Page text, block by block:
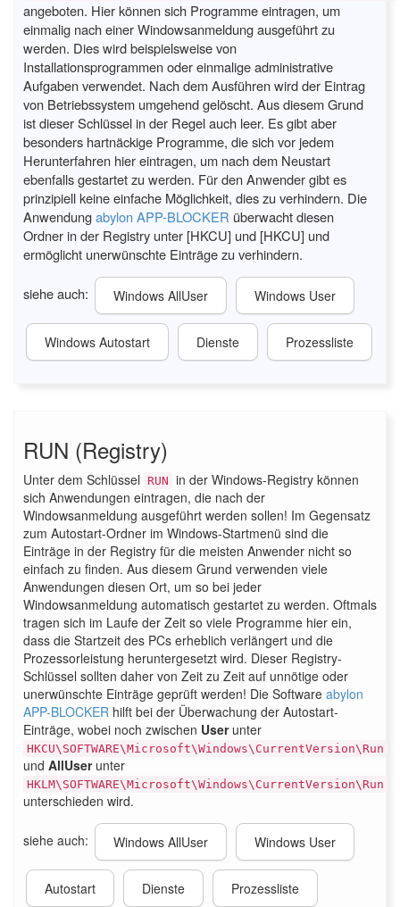
angeboten. Hier können sich Programme eintragen, um
einmalig nach einer Windowsanmeldung ausgeführt zu
werden. Dies wird beispielsweise von
Installationsprogrammen oder einmalige administrative
Aufgaben verwendet. Nach dem Ausführen wird der Eintrag
von Betriebssystem umgehend gelöscht. Aus diesem Grund
ist dieser Schlüssel in der Regel auch leer. Es gibt aber
besonders hartnäckige Programme, die sich vor jedem
Herunterfahren hier eintragen, um nach dem Neustart
ebenfalls gestartet zu werden. Für den Anwender gibt es
prinzipiell keine einfache Möglichkeit, dies zu verhindern. Die
Anwendungabylon APP-BLOCKER überwacht diesen
Ordner in der Registry unter [HKCU] und [HKCU] und
ermöglicht unerwünschte Einträge zu verhindern.
siehe auch: Windows AllUser Windows User
Windows Autostart Dienste Prozessliste
RUN (Registry)
Unter dem Schlüssel RUN in der Windows-Registry können
sich Anwendungen eintragen, die nach der
Windowsanmeldung ausgeführt werden sollen! Im Gegensatz
zum Autostart-Ordner im Windows-Startmenü sind die
Einträge in der Registry für die meisten Anwender nicht so
einfach zu finden. Aus diesem Grund verwenden viele
Anwendungen diesen Ort, um so bei jeder
Windowsanmeldung automatisch gestartet zu werden. Oftmals
tragen sich im Laufe der Zeit so viele Programme hier ein,
dass die Startzeit des PCs erheblich verlängert und die
Prozessorleistung heruntergesetzt wird. Dieser Registry-
Schlüssel sollten daher von Zeit zu Zeit auf unnötige oder
unerwünschte Einträge geprüft werden! Die Software abylon
APP-BLOCKER hilft bei der Überwachung der Autostart-
Einträge, wobei noch zwischen Userunter
HKCU\SOFTWARE\Microsoft\Windows\CurrentVersion\Run
und AllUserunter
HKLM\SOFTWARE\Microsoft\Windows\CurrentVersion\Run
unterschieden wird.
siehe auch: Windows AllUser Windows User
Autostart Dienste Prozessliste